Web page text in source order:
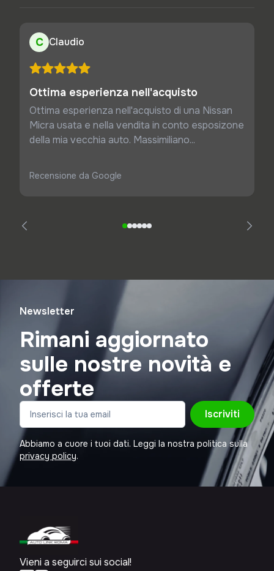
C Claudio
Ottima esperienza nell'acquisto
Ottima esperienza nell'acquisto di una Nissan
Micra usata e nella vendita in conto esposizone
della mia vecchia auto. Massimiliano...
Recensione da Google
Newsletter
Rimani aggiornato
sulle nostre novità e
offerte
Iscriviti
Abbiamo a cuore i tuoi dati. Leggi la nostra politica sulla
privacy policy.
Vieni a seguirci sui social!